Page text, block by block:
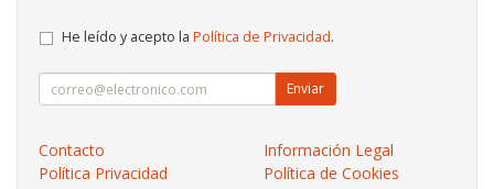
He leído y acepto la Política de Privacidad.
Enviar
Contacto
Información Legal
Política Privacidad
Política de Cookies